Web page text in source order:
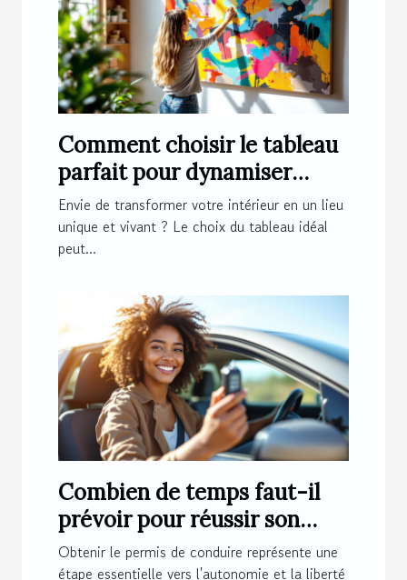
Comment choisir le tableau
parfait pour dynamiser
votre espace ?
Envie de transformer votre intérieur en un lieu
unique et vivant ? Le choix du tableau idéal
peut...
Combien de temps faut-il
prévoir pour réussir son
permis de conduire ?
Obtenir le permis de conduire représente une
étape essentielle vers l'autonomie et la liberté